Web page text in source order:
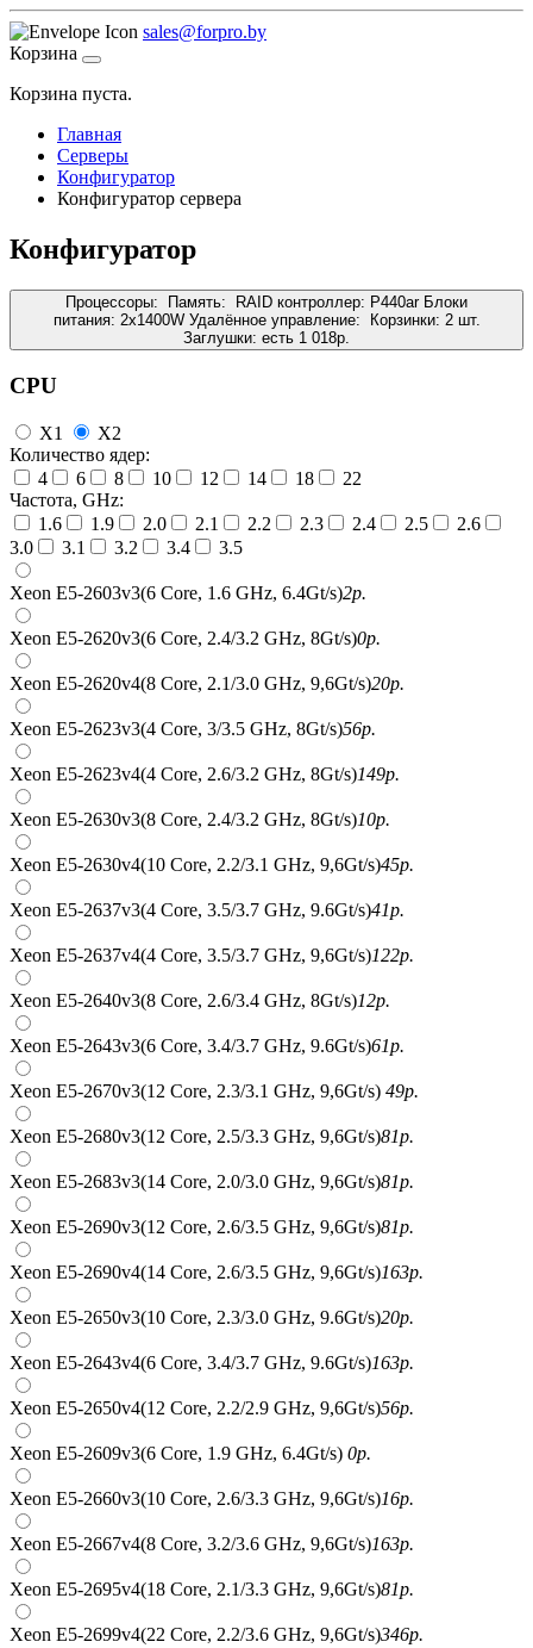
sales@forpro.by
Корзина
Корзина пуста.
Главная
Серверы
Конфигуратор
Конфигуратор сервера
Конфигуратор
Процессоры: Память: RAID контроллер: P440ar Блоки
питания: 2x1400W Удалённое управление: Корзинки: 2 шт.
Заглушки: есть 1 018р.
CPU
X1
X2
Количество ядер:
4
6 8 10 12 14 18
22
Частота, GHz:
1.6
1.9 2.0 2.1 2.2 2.3 2.4 2.5
2.6
3.0
3.1 3.2 3.4 3.5
Xeon E5-2603v3(6 Core, 1.6 GHz, 6.4Gt/s)2р.
Xeon E5-2620v3(6 Core, 2.4/3.2 GHz, 8Gt/s)0р.
Xeon E5-2620v4(8 Core, 2.1/3.0 GHz, 9,6Gt/s)20р.
Xeon E5-2623v3(4 Core, 3/3.5 GHz, 8Gt/s)56р.
Xeon E5-2623v4(4 Core, 2.6/3.2 GHz, 8Gt/s)149р.
Xeon E5-2630v3(8 Core, 2.4/3.2 GHz, 8Gt/s)10р.
Xeon E5-2630v4(10 Core, 2.2/3.1 GHz, 9,6Gt/s)45р.
Xeon E5-2637v3(4 Core, 3.5/3.7 GHz, 9.6Gt/s)41р.
Xeon E5-2637v4(4 Core, 3.5/3.7 GHz, 9,6Gt/s)122р.
Xeon E5-2640v3(8 Core, 2.6/3.4 GHz, 8Gt/s)12р.
Xeon E5-2643v3(6 Core, 3.4/3.7 GHz, 9.6Gt/s)61р.
Xeon E5-2670v3(12 Core, 2.3/3.1 GHz, 9,6Gt/s) 49р.
Xeon E5-2680v3(12 Core, 2.5/3.3 GHz, 9,6Gt/s)81р.
Xeon E5-2683v3(14 Core, 2.0/3.0 GHz, 9,6Gt/s)81р.
Xeon E5-2690v3(12 Core, 2.6/3.5 GHz, 9,6Gt/s)81р.
Xeon E5-2690v4(14 Core, 2.6/3.5 GHz, 9,6Gt/s)163р.
Xeon E5-2650v3(10 Core, 2.3/3.0 GHz, 9.6Gt/s)20р.
Xeon E5-2643v4(6 Core, 3.4/3.7 GHz, 9.6Gt/s)163р.
Xeon E5-2650v4(12 Core, 2.2/2.9 GHz, 9,6Gt/s)56р.
Xeon E5-2609v3(6 Core, 1.9 GHz, 6.4Gt/s) 0р.
Xeon E5-2660v3(10 Core, 2.6/3.3 GHz, 9,6Gt/s)16р.
Xeon E5-2667v4(8 Core, 3.2/3.6 GHz, 9,6Gt/s)163р.
Xeon E5-2695v4(18 Core, 2.1/3.3 GHz, 9,6Gt/s)81р.
Xeon E5-2699v4(22 Core, 2.2/3.6 GHz, 9,6Gt/s)346р.